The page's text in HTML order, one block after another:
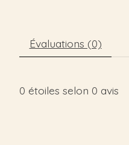
Évaluations (0)
0 étoiles selon 0 avis